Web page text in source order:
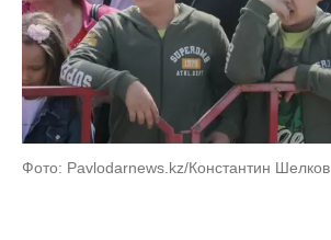
Фото: Pavlodarnews.kz/Константин Шелков